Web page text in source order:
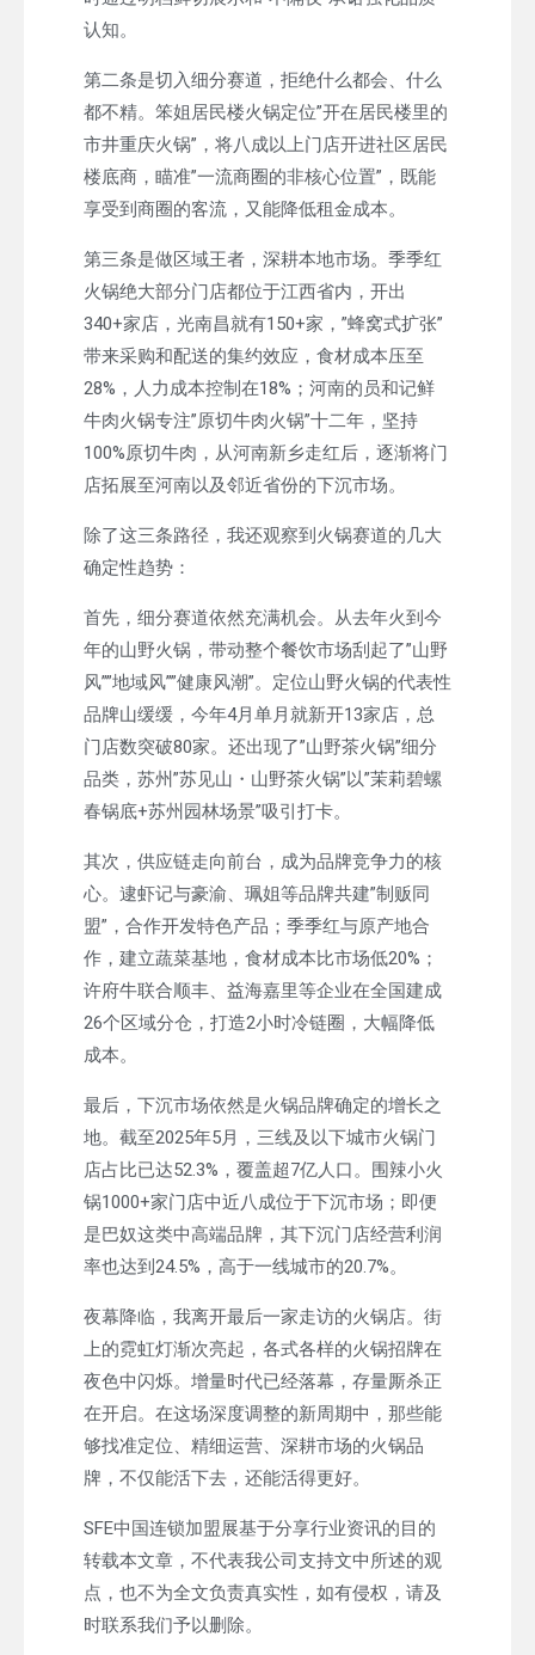
认知。
第二条是切入细分赛道，拒绝什么都会、什么
都不精。笨姐居民楼火锅定位”开在居民楼里的
市井重庆火锅”，将八成以上门店开进社区居民
楼底商，瞄准”一流商圈的非核心位置”，既能
享受到商圈的客流，又能降低租金成本。
第三条是做区域王者，深耕本地市场。季季红
火锅绝大部分门店都位于江西省内，开出
340+家店，光南昌就有150+家，”蜂窝式扩张”
带来采购和配送的集约效应，食材成本压至
28%，人力成本控制在18%；河南的员和记鲜
牛肉火锅专注”原切牛肉火锅”十二年，坚持
100%原切牛肉，从河南新乡走红后，逐渐将门
店拓展至河南以及邻近省份的下沉市场。
除了这三条路径，我还观察到火锅赛道的几大
确定性趋势：
首先，细分赛道依然充满机会。从去年火到今
年的山野火锅，带动整个餐饮市场刮起了”山野
风””地域风””健康风潮”。定位山野火锅的代表性
品牌山缓缓，今年4月单月就新开13家店，总
门店数突破80家。还出现了”山野茶火锅”细分
品类，苏州”苏见山・山野茶火锅”以”茉莉碧螺
春锅底+苏州园林场景”吸引打卡。
其次，供应链走向前台，成为品牌竞争力的核
心。逮虾记与豪渝、珮姐等品牌共建”制贩同
盟”，合作开发特色产品；季季红与原产地合
作，建立蔬菜基地，食材成本比市场低20%；
许府牛联合顺丰、益海嘉里等企业在全国建成
26个区域分仓，打造2小时冷链圈，大幅降低
成本。
最后，下沉市场依然是火锅品牌确定的增长之
地。截至2025年5月，三线及以下城市火锅门
店占比已达52.3%，覆盖超7亿人口。围辣小火
锅1000+家门店中近八成位于下沉市场；即便
是巴奴这类中高端品牌，其下沉门店经营利润
率也达到24.5%，高于一线城市的20.7%。
夜幕降临，我离开最后一家走访的火锅店。街
上的霓虹灯渐次亮起，各式各样的火锅招牌在
夜色中闪烁。增量时代已经落幕，存量厮杀正
在开启。在这场深度调整的新周期中，那些能
够找准定位、精细运营、深耕市场的火锅品
牌，不仅能活下去，还能活得更好。
SFE中国连锁加盟展基于分享行业资讯的目的
转载本文章，不代表我公司支持文中所述的观
点，也不为全文负责真实性，如有侵权，请及
时联系我们予以删除。